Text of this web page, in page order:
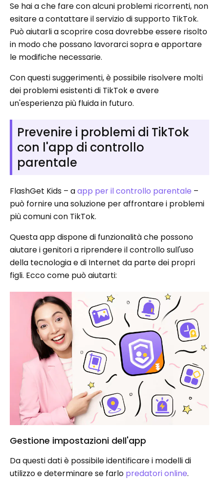
Se hai a che fare con alcuni problemi ricorrenti, non
esitare a contattare il servizio di supporto TikTok.
Può aiutarli a scoprire cosa dovrebbe essere risolto
in modo che possano lavorarci sopra e apportare
le modifiche necessarie.
Con questi suggerimenti, è possibile risolvere molti
dei problemi esistenti di TikTok e avere
un'esperienza più fluida in futuro.
Prevenire i problemi di TikTok
con l'app di controllo
parentale
FlashGet Kids – aapp per il controllo parentale –
può fornire una soluzione per affrontare i problemi
più comuni con TikTok.
Questa app dispone di funzionalità che possono
aiutare i genitori a riprendere il controllo sull'uso
della tecnologia e di Internet da parte dei propri
figli. Ecco come può aiutarti:
Gestione impostazioni dell'app
Da questi dati è possibile identificare i modelli di
utilizzo e determinare se farlo predatori online.